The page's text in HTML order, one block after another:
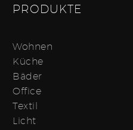
PRODUKTE
Wohnen
Küche
Bäder
Office
Textil
Licht